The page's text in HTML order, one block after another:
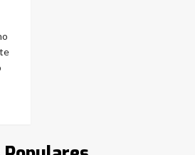
de Cereales de Bahía
que Agosto vendrá
y heladas, en gran parte
por